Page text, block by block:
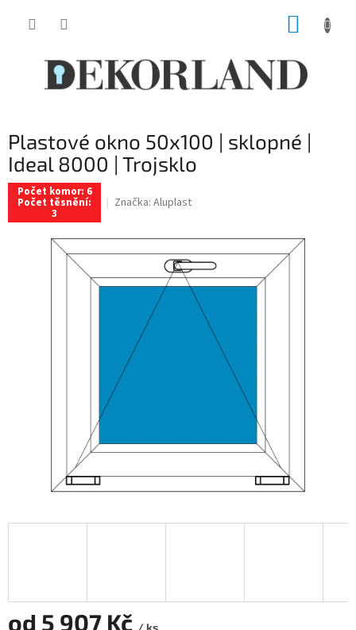
Plastové okno 50x100 | sklopné |
Ideal 8000 | Trojsklo
Počet komor: 6
Počet těsnění:
3
Značka: Aluplast
od 5 907 Kč